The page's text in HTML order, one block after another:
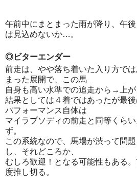
午前中にまとまった雨が降り、午
は見込めないか…。
◎ビターエンダー
前走は、やや落ち着いた入り方で
まった展開で、この馬
自身も高い水準での追走から→上が
結果としては４着ではあったが最後
パフォーマンス自体は
マイラプソディの前走と同等くら
ず。
この系統なので、馬場が渋って問
し、それどころか、
むしろ歓迎！となる可能性もある
度推し切る。